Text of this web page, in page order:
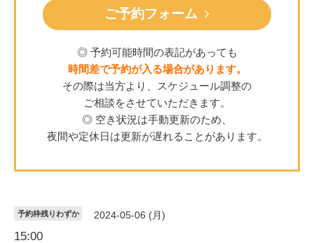
ご予約フォーム
◎ 予約可能時間の表記があっても
時間差で予約が入る場合があります。
その際は当方より、スケジュール調整の
ご相談をさせていただきます。
◎ 空き状況は手動更新のため、
夜間や定休日は更新が遅れることがあります。
予約枠残りわずか 2024-05-06 (月)
15:00